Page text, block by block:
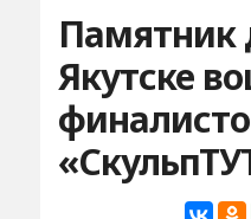
Памятник
Якутске